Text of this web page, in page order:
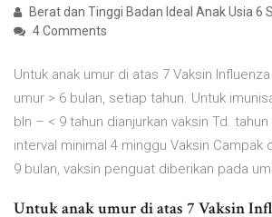
Berat dan Tinggi Badan Ideal Anak Usia 6
4 Comments
Untuk anak umur di atas 7 Vaksin
umur > 6 bulan, setiap tahun. Untuk
bln – < 9 tahun dianjurkan vaksin Td.
interval minimal 4 minggu Vaksin Campak
9 bulan, vaksin penguat diberikan pada
Untuk anak umur di atas 7 Vaksin